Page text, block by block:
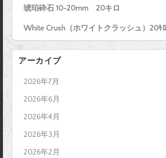
琥珀砕石 10-20mm 20キロ
White Crush（ホワイトクラッシュ）20ｷﾛ
アーカイブ
2026年7月
2026年6月
2026年4月
2026年3月
2026年2月